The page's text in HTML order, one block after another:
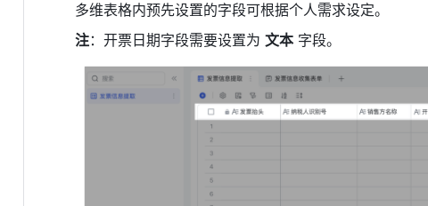
多维表格内预先设置的字段可根据个人需求设定。
注：开票日期字段需要设置为 文本 字段。